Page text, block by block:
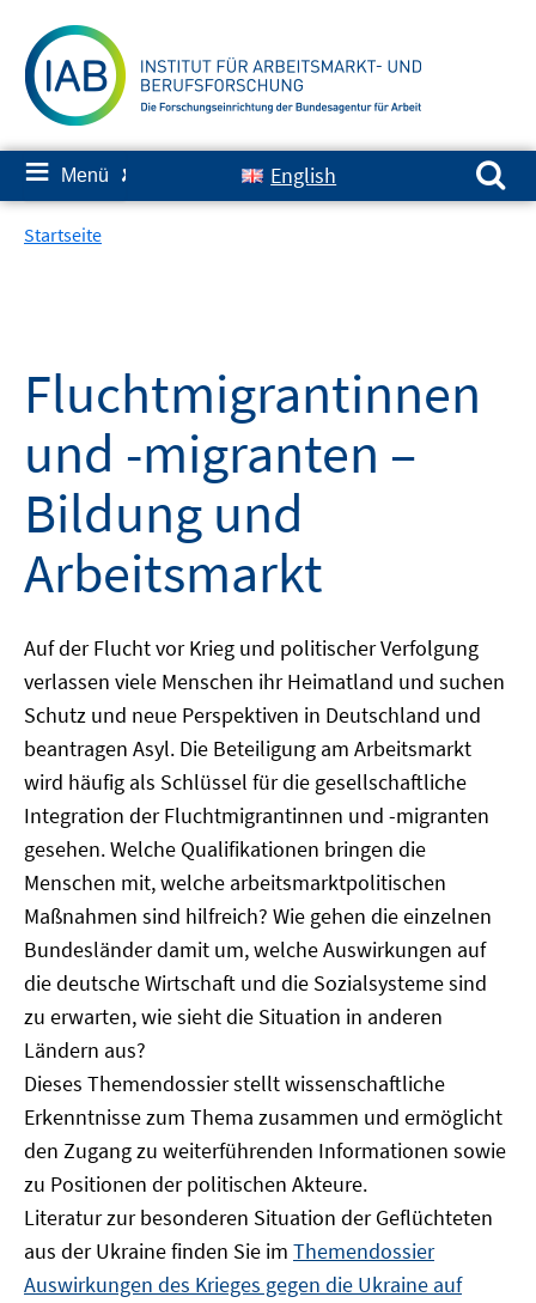
zum
Inhalt
≡ Menü ✘ English
Suchen nach:
Startseite
Fluchtmigrantinnen
und -migranten –
Bildung und
Arbeitsmarkt
Auf der Flucht vor Krieg und politischer Verfolgung
verlassen viele Menschen ihr Heimatland und suchen
Schutz und neue Perspektiven in Deutschland und
beantragen Asyl. Die Beteiligung am Arbeitsmarkt
wird häufig als Schlüssel für die gesellschaftliche
Integration der Fluchtmigrantinnen und -migranten
gesehen. Welche Qualifikationen bringen die
Menschen mit, welche arbeitsmarktpolitischen
Maßnahmen sind hilfreich? Wie gehen die einzelnen
Bundesländer damit um, welche Auswirkungen auf
die deutsche Wirtschaft und die Sozialsysteme sind
zu erwarten, wie sieht die Situation in anderen
Ländern aus?
Dieses Themendossier stellt wissenschaftliche
Erkenntnisse zum Thema zusammen und ermöglicht
den Zugang zu weiterführenden Informationen sowie
zu Positionen der politischen Akteure.
Literatur zur besonderen Situation der Geflüchteten
aus der Ukraine finden Sie im Themendossier
Auswirkungen des Krieges gegen die Ukraine auf